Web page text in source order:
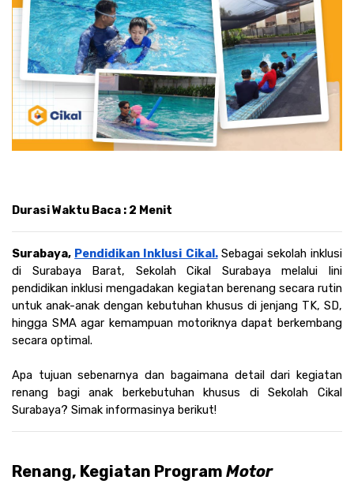
Durasi Waktu Baca : 2 Menit
Surabaya, Pendidikan Inklusi Cikal. Sebagai sekolah inklusi
di Surabaya Barat, Sekolah Cikal Surabaya melalui lini
pendidikan inklusi mengadakan kegiatan berenang secara rutin
untuk anak-anak dengan kebutuhan khusus di jenjang TK, SD,
hingga SMA agar kemampuan motoriknya dapat berkembang
secara optimal.
Apa tujuan sebenarnya dan bagaimana detail dari kegiatan
renang bagi anak berkebutuhan khusus di Sekolah Cikal
Surabaya? Simak informasinya berikut!
Renang, Kegiatan Program Motor